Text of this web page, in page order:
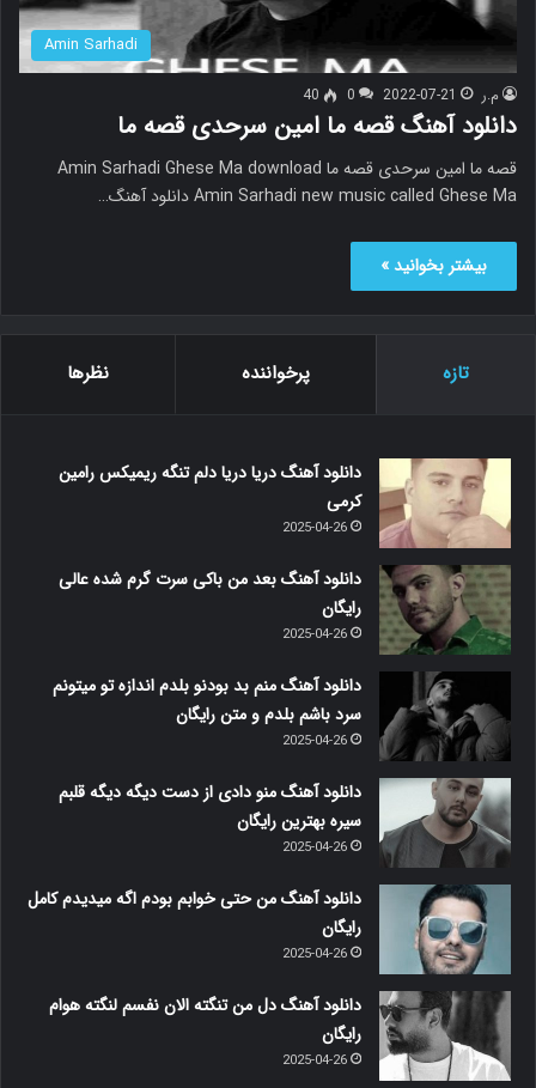
Amin Sarhadi
م.ر 2022-07-21
0
40
دانلود آهنگ قصه ما امین سرحدی قصه ما
قصه ما امین سرحدی قصه ما Amin Sarhadi Ghese Ma download
Amin Sarhadi new music called Ghese Ma دانلود آهنگ…
بیشتر بخوانید »
تازه پرخواننده نظرها
دانلود آهنگ دریا دریا دلم تنگه ریمیکس رامین
کرمی
2025-04-26
دانلود آهنگ بعد من باکی سرت گرم شده عالی
رایگان
2025-04-26
دانلود آهنگ منم بد بودنو بلدم اندازه تو میتونم
سرد باشم بلدم و متن رایگان
2025-04-26
دانلود آهنگ منو دادی از دست دیگه دیگه قلبم
سیره بهترین رایگان
2025-04-26
دانلود آهنگ من حتی خوابم بودم اگه میدیدم کامل
رایگان
2025-04-26
دانلود آهنگ دل من تنگته الان نفسم لنگته هوام
رایگان
2025-04-26